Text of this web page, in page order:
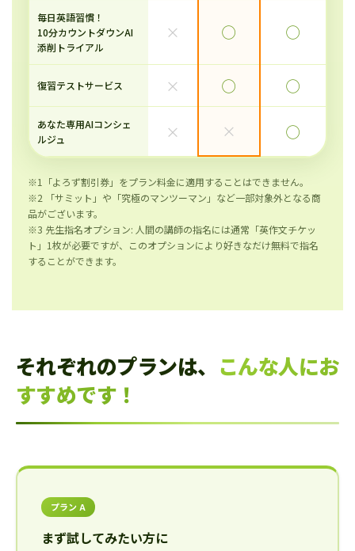
毎日英語習慣！
10分カウントダウンAI
添削トライアル
× ◯ ◯
復習テストサービス × ◯ ◯
あなた専用AIコンシェ
ルジュ
× × ◯
※1「よろず割引券」をプラン料金に適用することはできません。
※2 「サミット」や「究極のマンツーマン」など一部対象外となる商
品がございます。
※3 先生指名オプション: 人間の講師の指名には通常「英作文チケッ
ト」1枚が必要ですが、このオプションにより好きなだけ無料で指名
することができます。
それぞれのプランは、 こんな人にお
すすめです！
プラン A
まず試してみたい方に